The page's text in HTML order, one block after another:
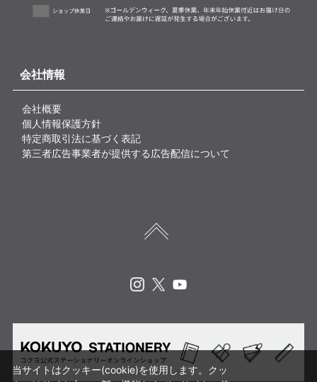
会社情報
会社概要
個人情報保護方針
特定商取引法に基づく表記
第三者広告事業者が提供する広告配信について
当サイトはクッキー(cookie)を使用します。クッ